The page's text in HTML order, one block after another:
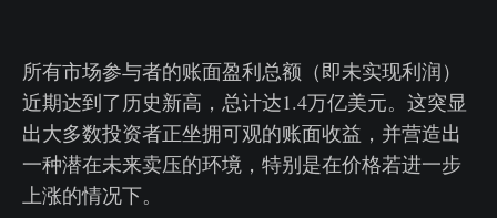
所有市场参与者的账面盈利总额（即未实现利润）
近期达到了历史新高，总计达1.4万亿美元。这突显
出大多数投资者正坐拥可观的账面收益，并营造出
一种潜在未来卖压的环境，特别是在价格若进一步
上涨的情况下。